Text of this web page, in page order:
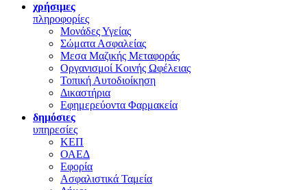
χρήσιμες
πληροφορίες
Μονάδες Υγείας
Σώματα Ασφαλείας
Μεσα Μαζικής Μεταφοράς
Οργανισμοί Κοινής Ωφέλειας
Τοπική Αυτοδιοίκηση
Δικαστήρια
Εφημερεύοντα Φαρμακεία
δημόσιες
υπηρεσίες
ΚΕΠ
ΟΑΕΔ
Εφορία
Ασφαλιστικά Ταμεία